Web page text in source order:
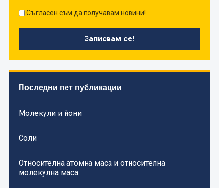
Съгласен съм да получавам новини!
Последни пет публикации
Молекули и йони
Соли
Относителна атомна маса и относителна
молекулна маса